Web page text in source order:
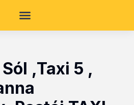
,Taxi 5 ,